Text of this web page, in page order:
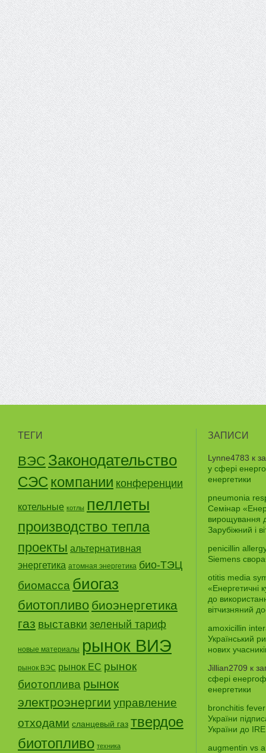
ТЕГИ
ВЭС Законодательство
СЭС компании конференции
котельные котлы пеллеты
производство тепла
проекты альтернативная
энергетика атомная энергетика био-ТЭЦ
биомасса биогаз
биотопливо биоэнергетика
газ выставки зеленый тариф
новые материалы рынок ВИЭ
рынок ВЭС рынок ЕС рынок
биотоплива рынок
электроэнергии управление
отходами сланцевый газ твердое
биотопливо техника
ЗАПИСИ
Lynne4783 к
у сфері
енергетики
pneumonia
Семінар
вирощування
Зарубіжний і
penicillin
Siemens
otitis media
«Енергетичні
до
вітчизняний
amoxicillin
Український
нових
Jillian2709 к
сфері
енергетики
bronchitis fever
України
України до
augmentin vs